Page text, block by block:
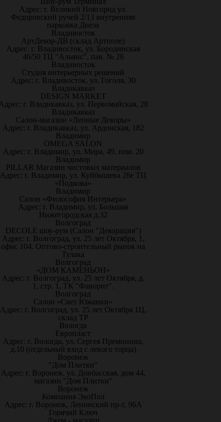
Адрес: г. Великий Новгород ул.
Федоровский ручей 2/13 внутренняя
парковка Диеза
Владивосток
АртДекор-ДВ (склад Артполе)
Адрес: г. Владивосток, ул. Бородинская
46/50 ТЦ "Альянс", пав. № 26
Владивосток
Студия интерьерных решений
Адрес: г. Владивосток, ул. Гоголя, 30
Владикавказ
DESIGN MARKET
г. Владикавказ, ул. Первомайская, 28
Владикавказ
Салон-магазин «Лепные Декоры»
Адрес: г. Владикавказ, ул. Ардонская, 182
Владимир
OMEGA SALON
Адрес: г. Владимир, ул. Мира, 49, пом. 20
Владимир
PILLAR Магазин чистовых материалов
Адрес: г. Владимир, ул. Куйбышева 28е ТЦ
«Подкова»
Владимир
Салон «Философия Интерьера»
Адрес: г. Владимир, ул. Большая
Нижегородская д.32
Волгоград
DECOLE шоу-рум (Салон "Декорация")
Адрес: г. Волгоград, ул. 25 лет Октября, 1,
офис 104. Оптово-строительный рынок на
Тулака
Волгоград
«ДОМ КАМЕНЬОН»
Адрес: г. Волгоград, ул. 25 лет Октября, д.
1, стр. 1, ТК "Фаворит".
Волгоград
Салон «Свет Южанки»
Адрес: г. Волгоград, ул. 25 лет Октября 1Ц,
склад ТР
Вологда
Европласт
Адрес: г. Вологда, ул. Сергея Преминина,
д.10 (отдельный вход с левого торца)
Воронеж
"Дом Плитки"
Адрес: г. Воронеж. ул. Донбасская, дом 44,
магазин "Дом Плитки"
Воронеж
Компания ЭкоПол
Адрес: г. Воронеж, Ленинский пр-т, 96А
Горячий Ключ
Джем - магазин